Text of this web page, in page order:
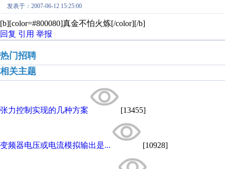
发表于：2007-06-12 15:25:00
[b][color=#800080]真金不怕火炼[/color][/b]
回复 引用 举报
热门招聘
相关主题
张力控制实现的几种方案 [13455]
变频器电压或电流模拟输出是... [10928]